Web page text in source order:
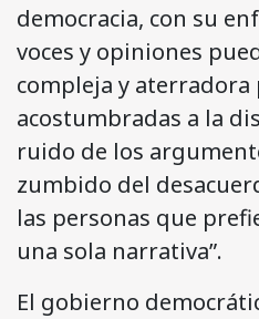
democracia, con su
voces y opiniones
compleja y aterradora
acostumbradas a la
ruido de los
zumbido del
las personas que
una sola narrativa”.
El gobierno